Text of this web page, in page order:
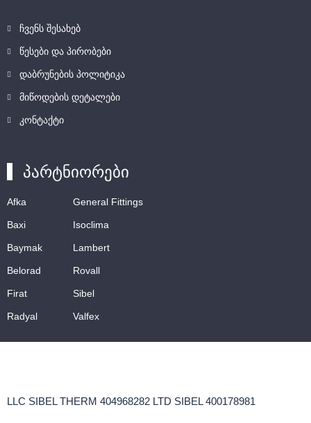
ჩვენს შესახებ
წესები და პირობები
დაბრუნების პოლიტიკა
მიწოდების დეტალები
კონტაქტი
პარტნიორები
Afka
Baxi
Baymak
Belorad
Firat
Radyal
General Fittings
Isoclima
Lambert
Rovall
Sibel
Valfex
LLC SIBEL THERM 404968282 LTD SIBEL 400178981